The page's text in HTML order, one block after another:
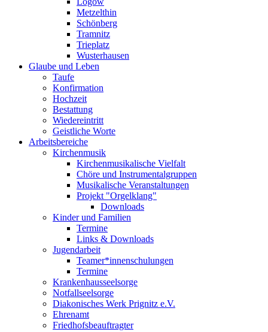
Metzelthin
Schönberg
Tramnitz
Trieplatz
Wusterhausen
Glaube und Leben
Taufe
Konfirmation
Hochzeit
Bestattung
Wiedereintritt
Geistliche Worte
Arbeitsbereiche
Kirchenmusik
Kirchenmusikalische Vielfalt
Chöre und Instrumentalgruppen
Musikalische Veranstaltungen
Projekt "Orgelklang"
Downloads
Kinder und Familien
Termine
Links & Downloads
Jugendarbeit
Teamer*innenschulungen
Termine
Krankenhausseelsorge
Notfallseelsorge
Diakonisches Werk Prignitz e.V.
Ehrenamt
Friedhofsbeauftragter